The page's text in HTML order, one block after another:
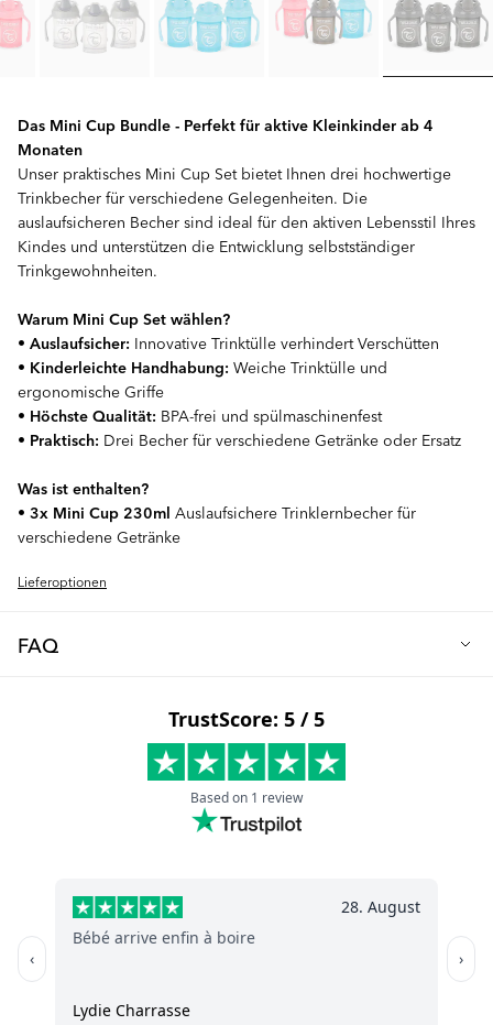
Das Mini Cup Bundle - Perfekt für aktive Kleinkinder ab 4
Monaten
Unser praktisches Mini Cup Set bietet Ihnen drei hochwertige
Trinkbecher für verschiedene Gelegenheiten. Die
auslaufsicheren Becher sind ideal für den aktiven Lebensstil Ihres
Kindes und unterstützen die Entwicklung selbstständiger
Trinkgewohnheiten.
Warum Mini Cup Set wählen?
• Auslaufsicher: Innovative Trinktülle verhindert Verschütten
• Kinderleichte Handhabung: Weiche Trinktülle und
ergonomische Griffe
• Höchste Qualität: BPA-frei und spülmaschinenfest
• Praktisch: Drei Becher für verschiedene Getränke oder Ersatz
Was ist enthalten?
• 3x Mini Cup 230ml Auslaufsichere Trinklernbecher für
verschiedene Getränke
Lieferoptionen
FAQ
Unsere Mini Cups wurden speziell für die Bedürfnisse von Eltern
und Kleinkindern entwickelt! Jeder Becher verfügt über ein
cleveres auslaufsicheres Design mit einem Mixernetz, das
Klümpchen in Getränken auflöst - ideal für Smoothies und
Babynahrung. Das ergonomische Design mit kinderleichten
F: Sind diese Becher sicher für mein Baby?
Auf jeden Fall! Alle unsere Mini Cups sind aus hochwertigem,
BPA-freiem Material hergestellt und damit absolut sicher für Ihr
Kind. Der weiche Trinkschnabel ist sanft zu empfindlichem